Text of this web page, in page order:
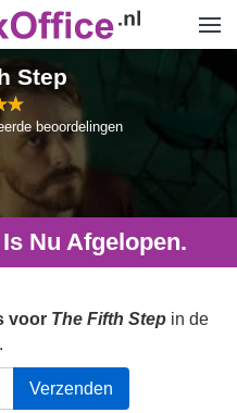
Step
beoordelingen
Nu Afgelopen.
voor The Fifth Step in de
Verzenden